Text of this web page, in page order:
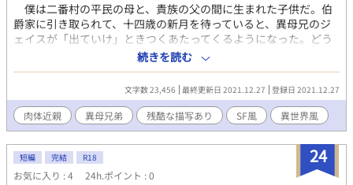
僕は二番村の平民の母と、貴族の父の間に生まれた子供だ。伯
爵家に引き取られて、十四歳の新月を待っていると、異母兄のジ
ェイスが「出ていけ」ときつくあたってくるようになった。どう
してなんだろう？ 最初はよくしてくれたのに。やっぱり、同じ
歳の異母兄弟は複雑なのかな？ 思春期かな？ ※と、いう、異
世界ファンタジー風のSF（宇宙）要素有な残酷描写のある短編で
す。企画していた（〆2021/11末）光or闇BL企画参加作品です。
シリアス不憫な皮をかぶりつつのハピエンです。
続きを読む
文字数 23,456 最終更新日 2021.12.27 登録日 2021.12.27
肉体近親 異母兄弟 残酷な描写あり SF風 異世界風
24
短編 完結 R18
お気に入り : 4 24h.ポイント : 0